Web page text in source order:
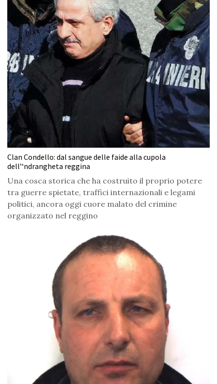
Clan Condello: dal sangue delle faide alla cupola
dell’‘ndrangheta reggina
Una cosca storica che ha costruito il proprio potere
tra guerre spietate, traffici internazionali e legami
politici, ancora oggi cuore malato del crimine
organizzato nel reggino